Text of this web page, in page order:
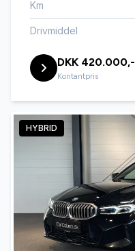
Km
Drivmiddel
DKK 420.000,-
Kontantpris
HYBRID